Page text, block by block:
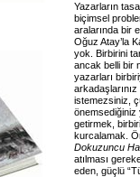
Yazarların
biçimsel
aralarında bir
Oğuz Atay’la
yok. Birbirini
ancak belli bir
yazarları
istemezsiniz,
önemsediğiniz
getirmek,
kurcalamak.
Dokuzuncu
atılması
eden, güçlü